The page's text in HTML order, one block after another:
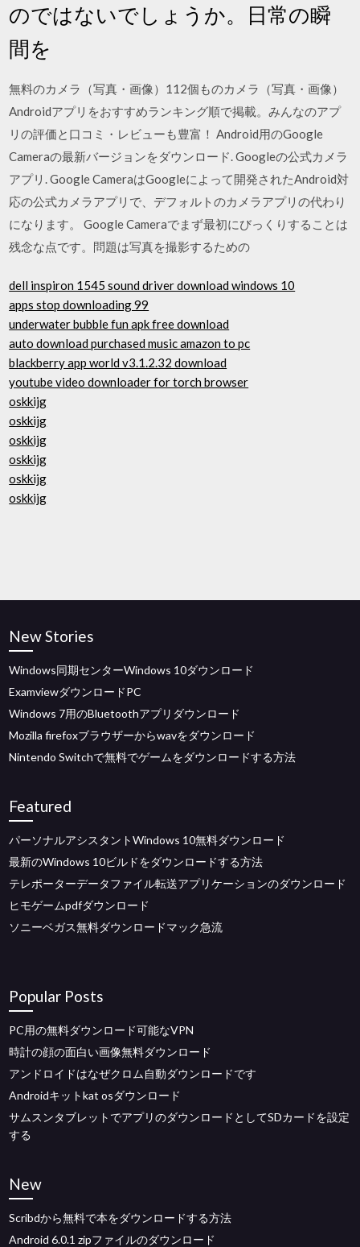
のではないでしょうか。日常の瞬
間を
無料のカメラ（写真・画像）112個ものカメラ（写真・画像）
Androidアプリをおすすめランキング順で掲載。みんなのアプ
リの評価と口コミ・レビューも豊富！ Android用のGoogle
Cameraの最新バージョンをダウンロード. Googleの公式カメラ
アプリ. Google CameraはGoogleによって開発されたAndroid対
応の公式カメラアプリで、デフォルトのカメラアプリの代わり
になります。 Google Cameraでまず最初にびっくりすることは
残念な点です。問題は写真を撮影するための
dell inspiron 1545 sound driver download windows 10
apps stop downloading 99
underwater bubble fun apk free download
auto download purchased music amazon to pc
blackberry app world v3.1.2.32 download
youtube video downloader for torch browser
oskkijg
oskkijg
oskkijg
oskkijg
oskkijg
oskkijg
New Stories
Windows同期センターWindows 10ダウンロード
ExamviewダウンロードPC
Windows 7用のBluetoothアプリダウンロード
Mozilla firefoxブラウザーからwavをダウンロード
Nintendo Switchで無料でゲームをダウンロードする方法
Featured
パーソナルアシスタントWindows 10無料ダウンロード
最新のWindows 10ビルドをダウンロードする方法
テレポーターデータファイル転送アプリケーションのダウンロード
ヒモゲームpdfダウンロード
ソニーベガス無料ダウンロードマック急流
Popular Posts
PC用の無料ダウンロード可能なVPN
時計の顔の面白い画像無料ダウンロード
アンドロイドはなぜクロム自動ダウンロードです
Androidキットkat osダウンロード
サムスンタブレットでアプリのダウンロードとしてSDカードを設定
する
New
Scribdから無料で本をダウンロードする方法
Android 6.0.1 zipファイルのダウンロード